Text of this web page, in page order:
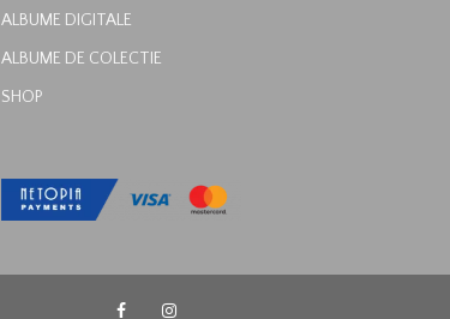
ALBUME DIGITALE
ALBUME DE COLECTIE
SHOP